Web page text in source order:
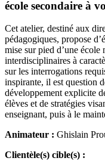
école secondaire à
Cet atelier, destiné aux
pédagogiques, propose
mise sur pied d’une
interdisciplinaires à
sur les interrogations
inspirante, il est question
développement explicite
élèves et de stratégies
enseignant, puis à le
Animateur : Ghislain
Clientèle(s) cible(s) :